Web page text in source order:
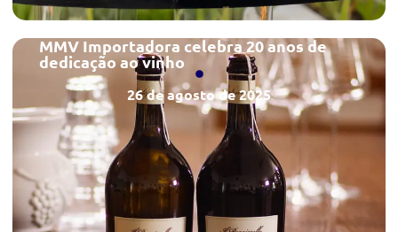
MMV Importadora celebra 20 anos de
dedicação ao vinho
26 de agosto de 2025